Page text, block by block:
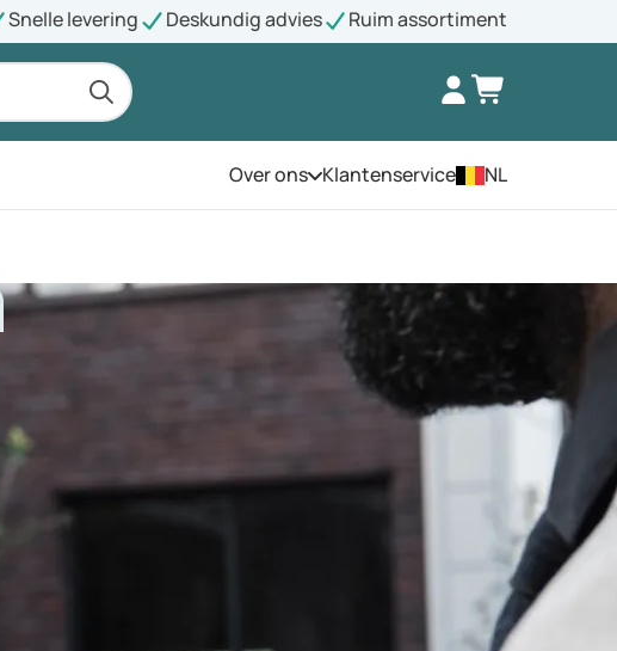
Snelle levering Deskundig advies Ruim assortiment
Over onsOpen het menu
Klantenservice NL